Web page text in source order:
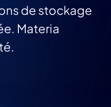
de stockage
Materia